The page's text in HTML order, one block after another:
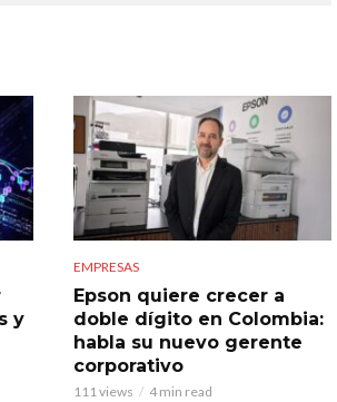
y
EMPRESAS
Epson quiere crecer a
doble dígito en Colombia:
habla su nuevo gerente
corporativo
111 views 4 min read